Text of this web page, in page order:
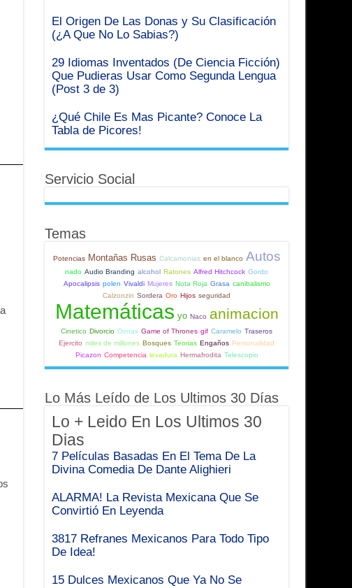
El Origen De Las Donas y Su Clasificación
(¿A Que No Lo Sabias?)
29 Idiomas Inventados (De Ciencia Ficción)
Que Pudieras Usar Como Segunda Lengua
(Post 3 de 3)
¿Qué Chile Es Mas Picante? Conoce La
Tabla de Picores!
Servicio Social
Temas
Potencias Montañas Rusas Calcamonias en el blanco Autos
nado Audio Branding alcohol Ratones Alfred Hitchcock Gordo
Apocalipsis polen Vivaldi Mujeres Nota Roja Grasa canibalismo
Calzonzin Sordera Oro Hijos seguridad
Matemáticas yo Naco animacion
Cinetico Divorcio Donas Game of Thrones gif Caramelo Traseros
Ejercito miles de millones Bosques Teorias Engaños Personalidad
Picazon Competencia levadura Hermafrodita Telescopio
Lo Más Leído de Los Ultimos 30 Días
Lo + Leido En Los Ultimos 30
Dias
7 Películas Basadas En El Tema De La
Divina Comedia De Dante Alighieri
ALARMA! La Revista Mexicana Que Se
Convirtió En Leyenda
3817 Refranes Mexicanos Para Todo Tipo
De Idea!
15 Dulces Mexicanos Que Ya No Se